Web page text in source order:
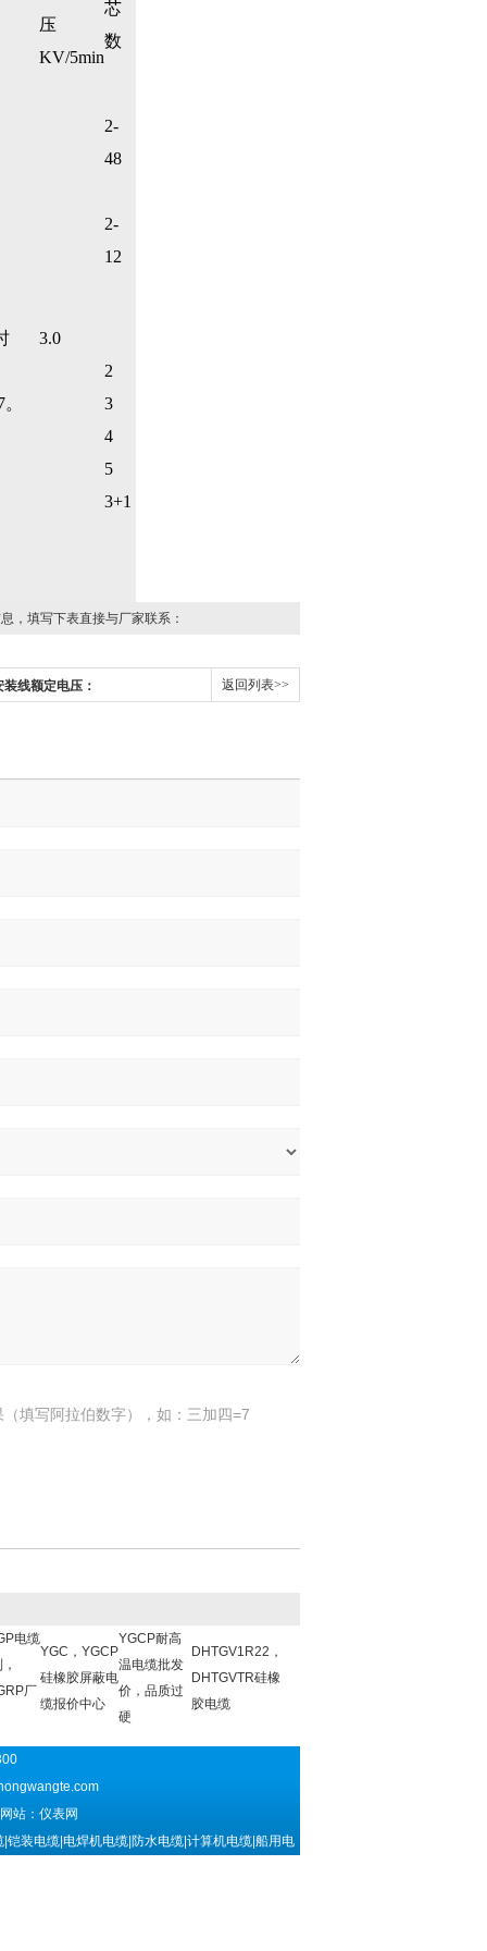
压
KV/5min
芯
数
3.0
2-
48
2-
12
2
3
4
5
3+1
，填写下表直接与厂家联系：
线额定电压： 返回列表>>
填写阿拉伯数字），如：三加四=7
电缆
厂
YGC，YGCP
硅橡胶屏蔽电
缆报价中心
YGCP耐高
温电缆批发
价，品质过
硬
DHTGV1R22，
DHTGVTR硅橡
胶电缆
站：仪表网
装电缆|电焊机电缆|防水电缆|计算机电缆|船用电